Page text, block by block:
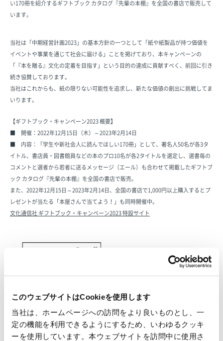
このウェブサイトはCookieを使用します
当社は、ホームページへの訪問をより良いものとし、一
定の機能を利用できるようにするため、いわゆるクッキ
ーを使用しています。本ウェブサイトを訪問中に使用さ
い170冊を紹介するギフトブック カタログ『先輩の本棚』を全国の書店で販売して
います。
当社は「中期経営計画2023」の基本方針の一つとして「紙や紙製品が持つ価値を
イベントや事業を通じて社会に届ける」ことを掲げており、本キャンペーンの
「『本を贈る』文化の定着を目指す」という目的の達成に貢献すべく、前回に引き
続き協賛しております。
当社はこれからも、紙の限りない可能性を追求し、新たな価値の創出に挑戦してま
いります。
【ギフトブック・キャンペーン2023 概要】
■ 開催：2022年12月15日（木）～2023年2月14日
■ 内容：「学生や新社会人に読んでほしい170冊」として、著名人50名が各3タ
イトル、書店員・図書館員などの本のプロ10名が各2タイトルを選定し、選書毎の
コメントと選者から若者に送るメッセージ（エール）も合わせて掲載したギフトブ
ック カタログ『先輩の本棚』を全国の書店で販売。
また、2022年12月15日～2023年2月14日、全国の書店で1,000円以上購入するとプ
レゼントが当たる「本屋さんで当てよう！」も同時開催中。
文化通信社 ギフトブック・キャンペーン2023 特設サイト
ギフトブック カタログ2023『先